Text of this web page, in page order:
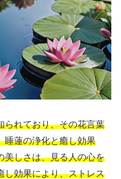
られており、その花言葉
睡蓮の浄化と癒し効果
美しさは、見る人の心を
し効果により、ストレス